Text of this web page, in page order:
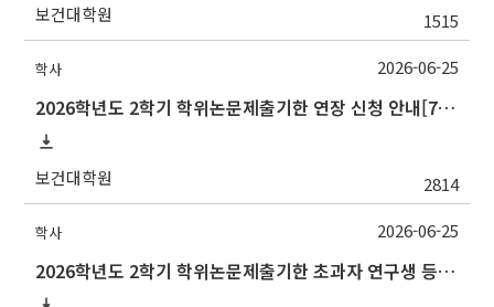
보건대학원 1515
학사
2026학년도 2학기 학위논문제출기한 연장 신청 안내[7/10(금)까지]
보건대학원 2814
2026-06-25
학사
2026학년도 2학기 학위논문제출기한 초과자 연구생 등록 신청 안내[7/10(금)까지]
2026-06-25